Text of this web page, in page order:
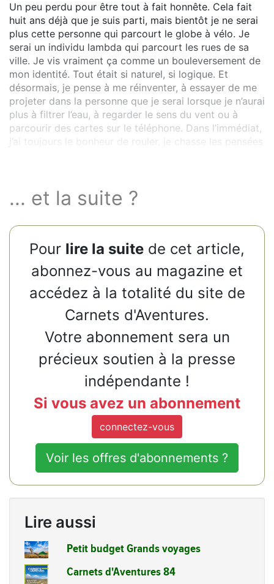
Un peu perdu pour être tout à fait honnête. Cela fait
huit ans déjà que je suis parti, mais bientôt je ne serai
plus cette personne qui parcourt le globe à vélo. Je
serai un individu lambda qui parcourt les rues de sa
ville. Je vis vraiment ça comme un bouleversement de
mon identité. Tout était si naturel, si logique. Et
désormais, je pense à me réinventer, à essayer de me
projeter dans la personne que je serai lorsque je n’aurai
plus à filtrer l’eau, à regarder le sens du vent ou à
parcourir des cartes sur le téléphone. Dans l’immédiat,
j’ai toujours le bonheur de rouler, je chasse les pensées
... et la suite ?
Pour lire la suite de cet article,
abonnez-vous au magazine et
accédez à la totalité du site de
Carnets d'Aventures.
Votre abonnement sera un
précieux soutien à la presse
indépendante !
Si vous avez un abonnement
connectez-vous
Voir les offres d'abonnements ?
Lire aussi
Petit budget Grands voyages
Carnets d'Aventures 84